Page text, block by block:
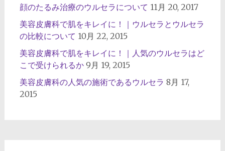
顔のたるみ治療のウルセラについて 11月 20, 2017
美容皮膚科で肌をキレイに！｜ウルセラとウルセラ
の比較について 10月 22, 2015
美容皮膚科で肌をキレイに！｜人気のウルセラはど
こで受けられるか 9月 19, 2015
美容皮膚科の人気の施術であるウルセラ 8月 17,
2015